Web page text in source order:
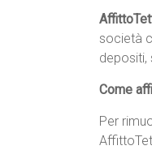
società
depositi,
Come
Per